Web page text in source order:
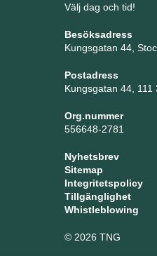
Välj dag och tid!
Besöksadress
Kungsgatan 44,
Postadress
Kungsgatan 44, 111
Org.nummer
556648-2781
Nyhetsbrev
Sitemap
Integritetspolicy
Tillgänglighet
Whistleblowing
© 2026 TNG